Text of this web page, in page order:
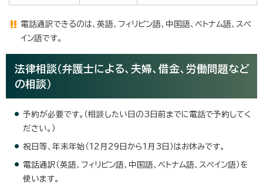
電話通訳できるのは、英語、フィリピン語、中国語、ベトナム語、スペ
イン語です。
法律相談（弁護士による、夫婦、借金、労働問題など
の相談）
予約が必要です。（相談したい日の3日前までに電話で予約してく
ださい。）
祝日等、年末年始（12月29日から1月3日）はお休みです。
電話通訳（英語、フィリピン語、中国語、ベトナム語、スペイン語）を
使います。